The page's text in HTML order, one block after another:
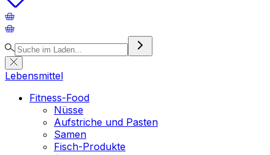
Lebensmittel
Fitness-Food
Nüsse
Aufstriche und Pasten
Samen
Fisch-Produkte